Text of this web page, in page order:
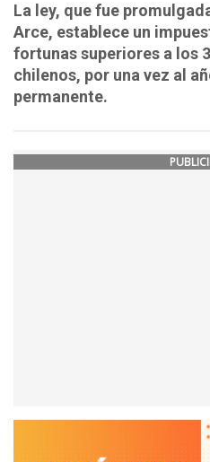
La ley, que fue
Arce, establece un
fortunas superiores a los
chilenos, por una vez al
permanente.